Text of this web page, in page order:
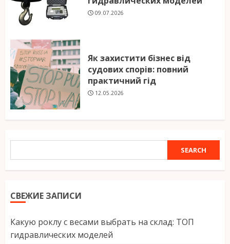
09.07.2026
Як захистити бізнес від
судових спорів: повний
практичний гід
12.05.2026
SEARCH
СВЕЖИЕ ЗАПИСИ
Какую роклу с весами выбрать на склад: ТОП
гидравлических моделей